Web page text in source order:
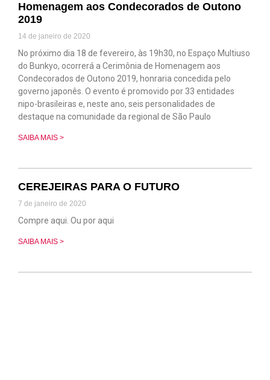
Homenagem aos Condecorados de Outono
2019
14 de janeiro de 2020
No próximo dia 18 de fevereiro, às 19h30, no Espaço Multiuso
do Bunkyo, ocorrerá a Cerimônia de Homenagem aos
Condecorados de Outono 2019, honraria concedida pelo
governo japonês. O evento é promovido por 33 entidades
nipo-brasileiras e, neste ano, seis personalidades de
destaque na comunidade da regional de São Paulo
SAIBA MAIS >
CEREJEIRAS PARA O FUTURO
7 de janeiro de 2020
Compre aqui. Ou por aqui
SAIBA MAIS >